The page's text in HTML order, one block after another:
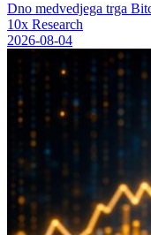
Dno medvedjega trga
10x Research
2026-08-04